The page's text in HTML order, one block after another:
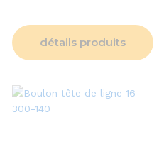
détails produits